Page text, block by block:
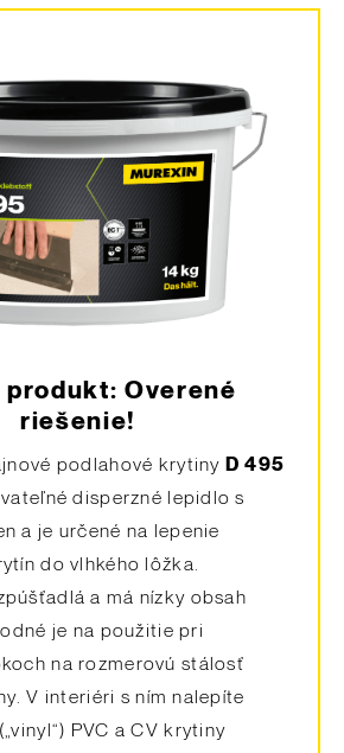
produkt: Overené
riešenie!
podlahové krytiny D 495
disperzné lepidlo s
a je určené na lepenie
do vlhkého lôžka.
a má nízky obsah
je na použitie pri
na rozmerovú stálosť
V interiéri s ním nalepíte
PVC a CV krytiny